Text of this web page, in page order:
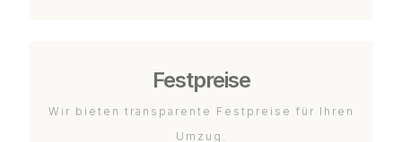
Festpreise
Wir bieten transparente Festpreise für Ihren
Umzug.